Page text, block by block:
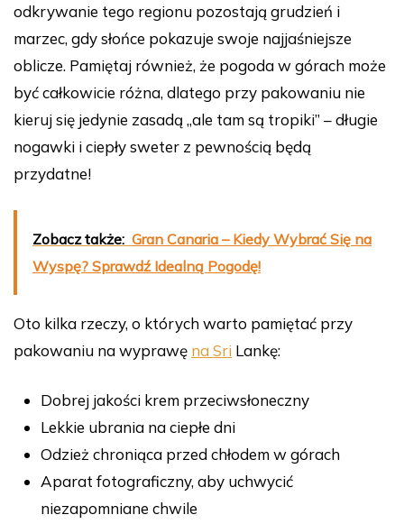
odkrywanie tego regionu pozostają grudzień i
marzec, gdy słońce pokazuje swoje najjaśniejsze
oblicze. Pamiętaj również, że pogoda w górach może
być całkowicie różna, dlatego przy pakowaniu nie
kieruj się jedynie zasadą „ale tam są tropiki” – długie
nogawki i ciepły sweter z pewnością będą
przydatne!
Zobacz także: Gran Canaria – Kiedy Wybrać Się na
Wyspę? Sprawdź Idealną Pogodę!
Oto kilka rzeczy, o których warto pamiętać przy
pakowaniu na wyprawę na Sri Lankę:
Dobrej jakości krem przeciwsłoneczny
Lekkie ubrania na ciepłe dni
Odzież chroniąca przed chłodem w górach
Aparat fotograficzny, aby uchwycić
niezapomniane chwile